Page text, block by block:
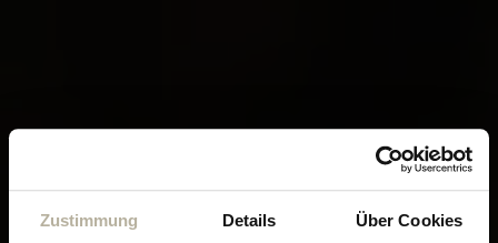
Zustimmung Details Über Cookies